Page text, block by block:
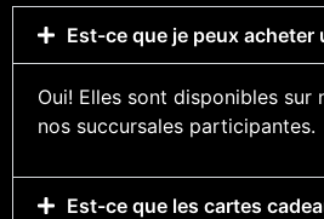
Est-ce que je peux acheter
Oui! Elles sont disponibles
nos succursales participantes.
Est-ce que les cartes